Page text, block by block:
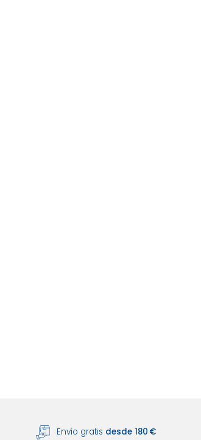
Envío gratis desde 180 €